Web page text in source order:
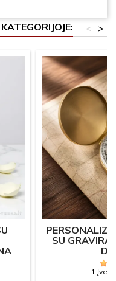
>
<
SU
1